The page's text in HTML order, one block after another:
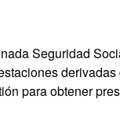
Seguridad
para obtener